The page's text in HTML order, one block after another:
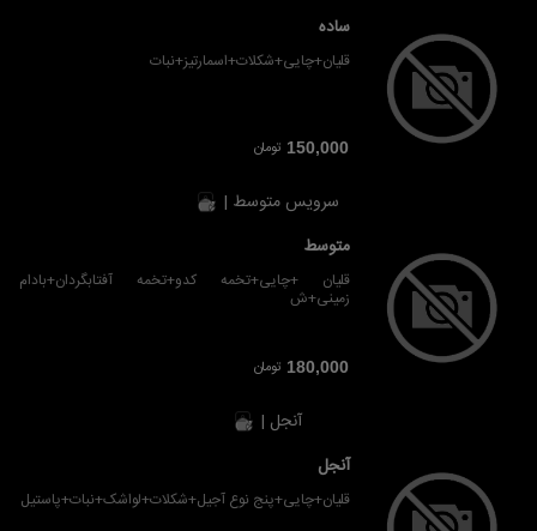
ساده
قلیان+چایی+شکلات+اسمارتیز+نبات
150,000 تومان
سرویس متوسط |
متوسط
قلیان +چایی+تخمه کدو+تخمه آفتابگردان+بادام
زمینی+ش
180,000 تومان
آنجل |
آنجل
قلیان+چایی+پنج نوع آجیل+شکلات+لواشک+نبات+پاستیل